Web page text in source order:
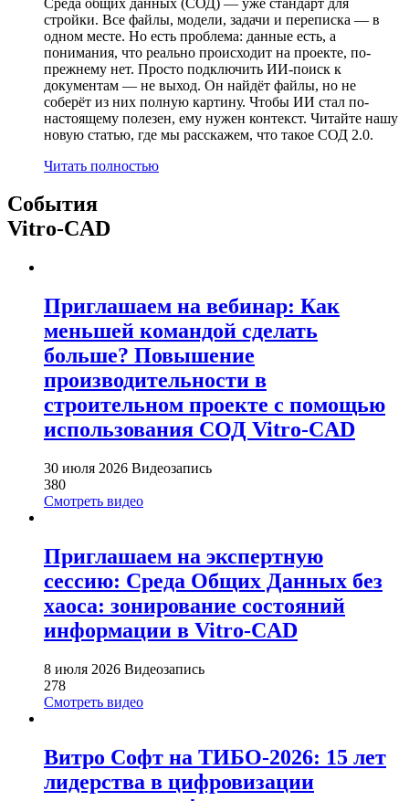
стройки. Все файлы, модели, задачи и переписка — в
одном месте. Но есть проблема: данные есть, а
понимания, что реально происходит на проекте, по-
прежнему нет. Просто подключить ИИ-поиск к
документам — не выход. Он найдёт файлы, но не
соберёт из них полную картину. Чтобы ИИ стал по-
настоящему полезен, ему нужен контекст. Читайте нашу
новую статью, где мы расскажем, что такое СОД 2.0.
Читать полностью
События
Vitro-CAD
Приглашаем на вебинар: Как
меньшей командой сделать
больше? Повышение
производительности в
строительном проекте с помощью
использования СОД Vitro-CAD
30 июля 2026 Видеозапись
380
Смотреть видео
Приглашаем на экспертную
сессию: Среда Общих Данных без
хаоса: зонирование состояний
информации в Vitro-CAD
8 июля 2026 Видеозапись
278
Смотреть видео
Витро Софт на ТИБО-2026: 15 лет
лидерства в цифровизации